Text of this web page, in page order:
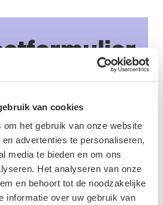
van cookies
om het gebruik van onze website
advertenties te personaliseren,
media te bieden en om ons
Het analyseren van onze
en behoort tot de noodzakelijke
informatie over uw gebruik van